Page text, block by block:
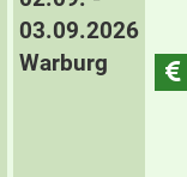
03.09.2026
Warburg